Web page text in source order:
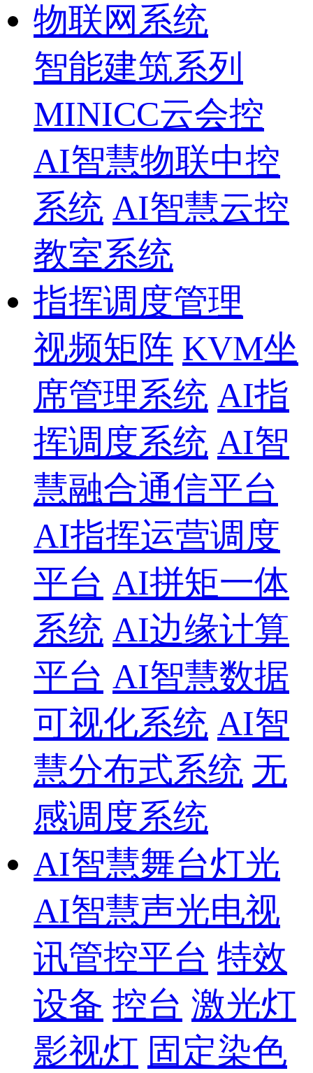
物联网系统
智能建筑系列
MINICC云会控
AI智慧物联中控
系统 AI智慧云控
教室系统
指挥调度管理
视频矩阵 KVM坐
席管理系统 AI指
挥调度系统 AI智
慧融合通信平台
AI指挥运营调度
平台 AI拼矩一体
系统 AI边缘计算
平台 AI智慧数据
可视化系统 AI智
慧分布式系统 无
感调度系统
AI智慧舞台灯光
AI智慧声光电视
讯管控平台 特效
设备 控台 激光灯
影视灯 固定染色